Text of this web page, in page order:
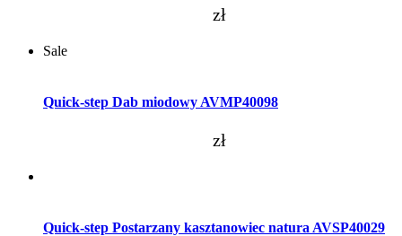
zł
Sale
Quick-step Dab miodowy AVMP40098
zł
Quick-step Postarzany kasztanowiec natura AVSP40029